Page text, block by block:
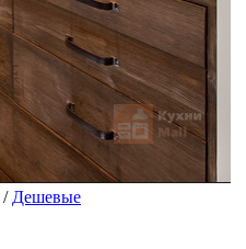
/ Дешевые